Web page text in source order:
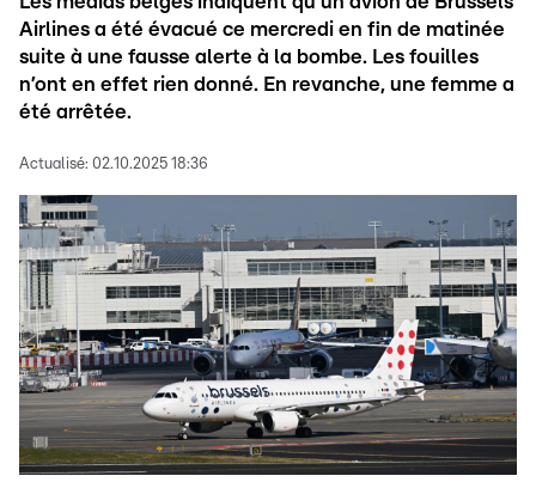
Airlines a été évacué ce mercredi en fin de matinée
suite à une fausse alerte à la bombe. Les fouilles
n’ont en effet rien donné. En revanche, une femme a
été arrêtée.
Actualisé: 02.10.2025 18:36